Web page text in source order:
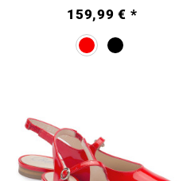
159,99 € *